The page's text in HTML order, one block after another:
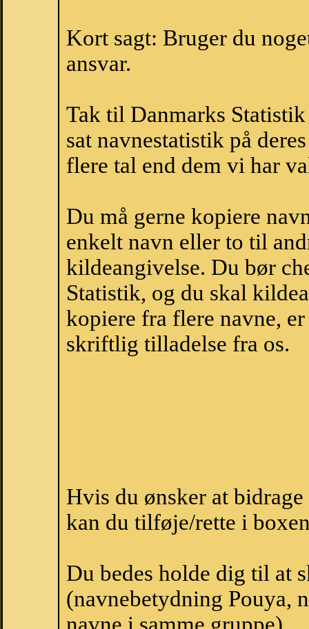
Kort sagt: Bruger du
ansvar.
Tak til Danmarks
sat navnestatistik på
flere tal end dem vi har
Du må gerne kopiere
enkelt navn eller to til
kildeangivelse. Du bør
Statistik, og du skal
kopiere fra flere navne,
skriftlig tilladelse fra os.
Hvis du ønsker at
kan du tilføje/rette i
Du bedes holde dig til at
(navnebetydning Pouya,